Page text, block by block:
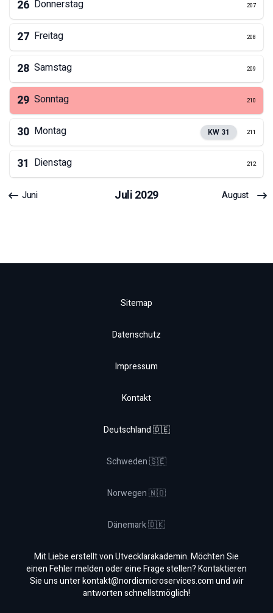
26 Donnerstag 207
27 Freitag 208
28 Samstag 209
29 Sonntag 210
30 Montag KW 31 211
31 Dienstag 212
Juni Juli2029 August
Sitemap
Datenschutz
Impressum
Kontakt
Deutschland 🇩🇪
Schweden 🇸🇪
Norwegen 🇳🇴
Dänemark 🇩🇰
Mit Liebe erstellt von Utvecklarakademin. Möchten Sie
einen Fehler melden oder eine Frage stellen? Kontaktieren
Sie uns unterkontakt@nordicmicroservices.comund wir
antworten schnellstmöglich!